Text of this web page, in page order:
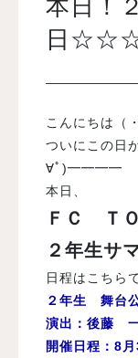
就職・デビュー
入試案内
学校情報
オープンキャン
訪問者別メニュ
本日！
日
こんにちは（
ついにこの
∀ﾟ)━━━━
本日、
ＦＣ Ｔ
２年生サ
日程はこち
２年生 舞台
演出：後藤
開催日程：8